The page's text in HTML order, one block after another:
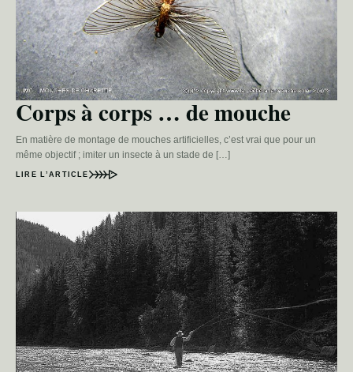
Corps à corps … de mouche
En matière de montage de mouches artificielles, c’est vrai que pour un
même objectif ; imiter un insecte à un stade de […]
LIRE L’ARTICLE